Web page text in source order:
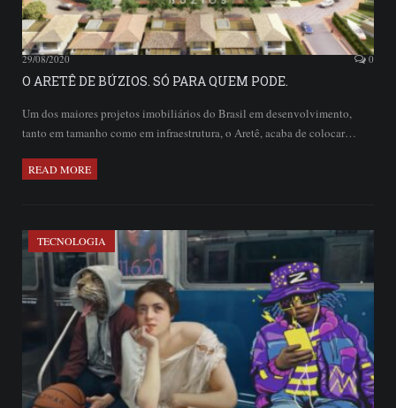
29/08/2020 0
O ARETÊ DE BÚZIOS. SÓ PARA QUEM PODE.
Um dos maiores projetos imobiliários do Brasil em desenvolvimento,
tanto em tamanho como em infraestrutura, o Aretê, acaba de colocar…
READ MORE
TECNOLOGIA